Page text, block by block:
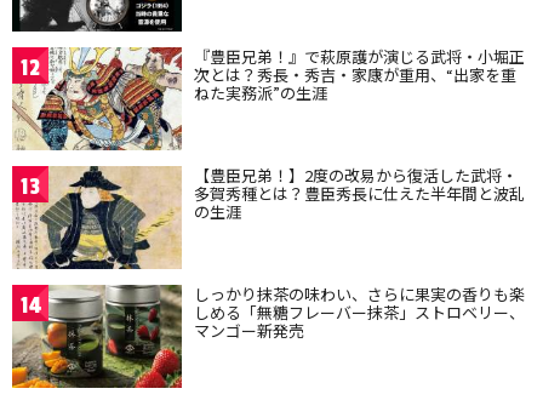
12 『豊臣兄弟！』で萩原護が演じる武将・小堀正
次とは？秀長・秀吉・家康が重用、“出家を重
ねた実務派”の生涯
13 【豊臣兄弟！】2度の改易から復活した武将・
多賀秀種とは？豊臣秀長に仕えた半年間と波乱
の生涯
14 しっかり抹茶の味わい、さらに果実の香りも楽
しめる「無糖フレーバー抹茶」ストロベリー、
マンゴー新発売